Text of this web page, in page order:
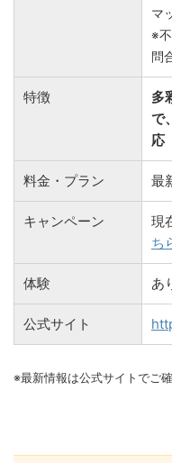
マ
※
問
特徴
多
で
応
料金・プラン 最
キャンペーン 現
ち
体験 あ
公式サイト
※最新情報は公式サイトでご確